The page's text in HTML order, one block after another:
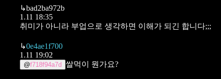
↳bad2ba972b
1.11 18:35
취미가 아니라 부업으로 생각하면 이해가 되긴 합니다;;;
↳0e4ae1f700
1.11 19:02
@f718f94a7d 쌀먹이 뭔가요?